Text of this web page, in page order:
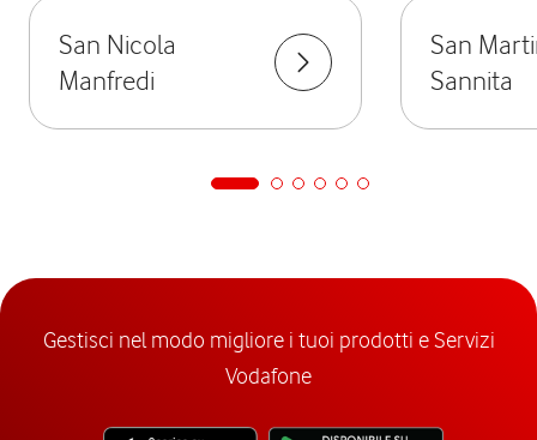
San Nicola
Manfredi
San
Sannita
Gestisci nel modo migliore i tuoi prodotti e Servizi
Vodafone